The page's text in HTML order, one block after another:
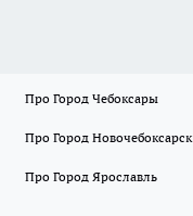
Про Город Чебоксары
Про Город Новочебоксарск
Про Город Ярославль